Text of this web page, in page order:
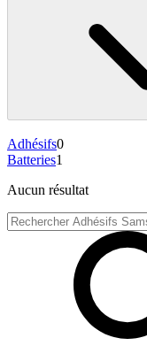
Adhésifs0
Batteries1
Aucun résultat